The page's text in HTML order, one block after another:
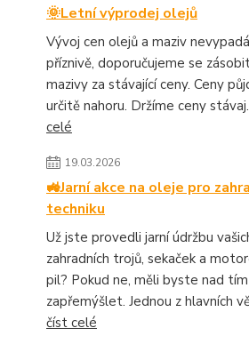
🌞Letní výprodej olejů
Vývoj cen olejů a maziv
příznivě, doporučujeme se
mazivy za stávající ceny. Ceny
určitě nahoru. Držíme ceny
celé
19.03.2026
🚜Jarní akce na oleje pro
techniku
Už jste provedli jarní údržbu
zahradních trojů, sekaček a
pil? Pokud ne, měli byste nad tím
zapřemýšlet. Jednou z hlavních
číst celé